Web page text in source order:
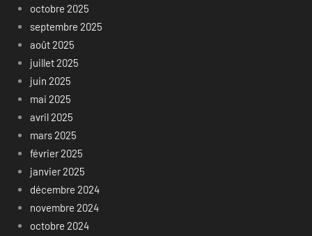
octobre 2025
septembre 2025
août 2025
juillet 2025
juin 2025
mai 2025
avril 2025
mars 2025
février 2025
janvier 2025
décembre 2024
novembre 2024
octobre 2024